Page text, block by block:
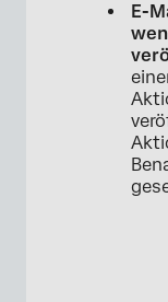
E-